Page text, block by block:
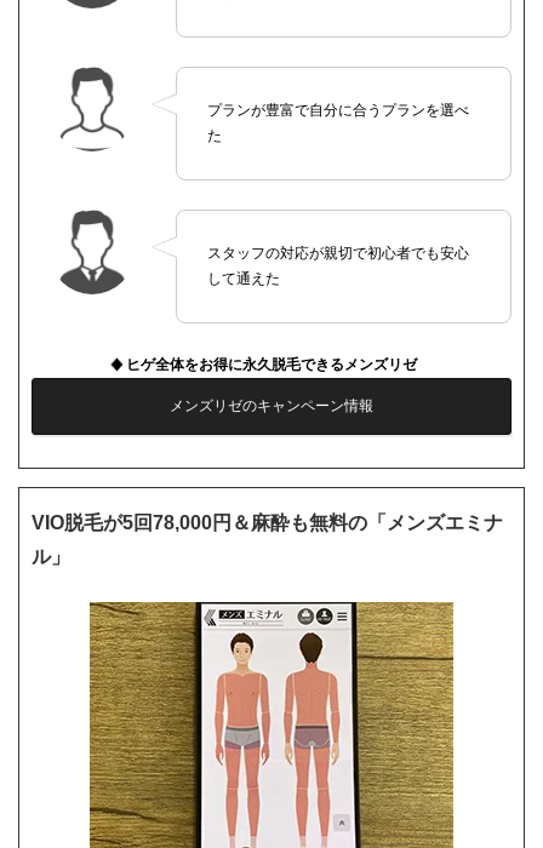
プランが豊富で自分に合うプランを選べ
た
スタッフの対応が親切で初心者でも安心
して通えた
ヒゲ全体をお得に永久脱毛できるメンズリゼ
メンズリゼのキャンペーン情報
VIO脱毛が5回78,000円＆麻酔も無料の「メンズエミナ
ル」